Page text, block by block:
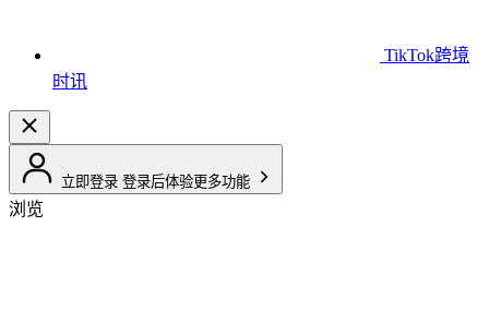
TikTok跨境
时讯
立即登录 登录后体验更多功能
浏览